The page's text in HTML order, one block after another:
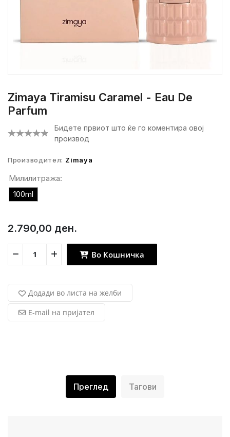
Zimaya Tiramisu Caramel - Eau De
Parfum
Бидете првиот што ќе го коментира овој
производ
Производител: Zimaya
Милилитража:
100ml
2.790,00 ден.
Во Кошничка
Додади во листа на желби
E-mail на пријател
Преглед Тагови